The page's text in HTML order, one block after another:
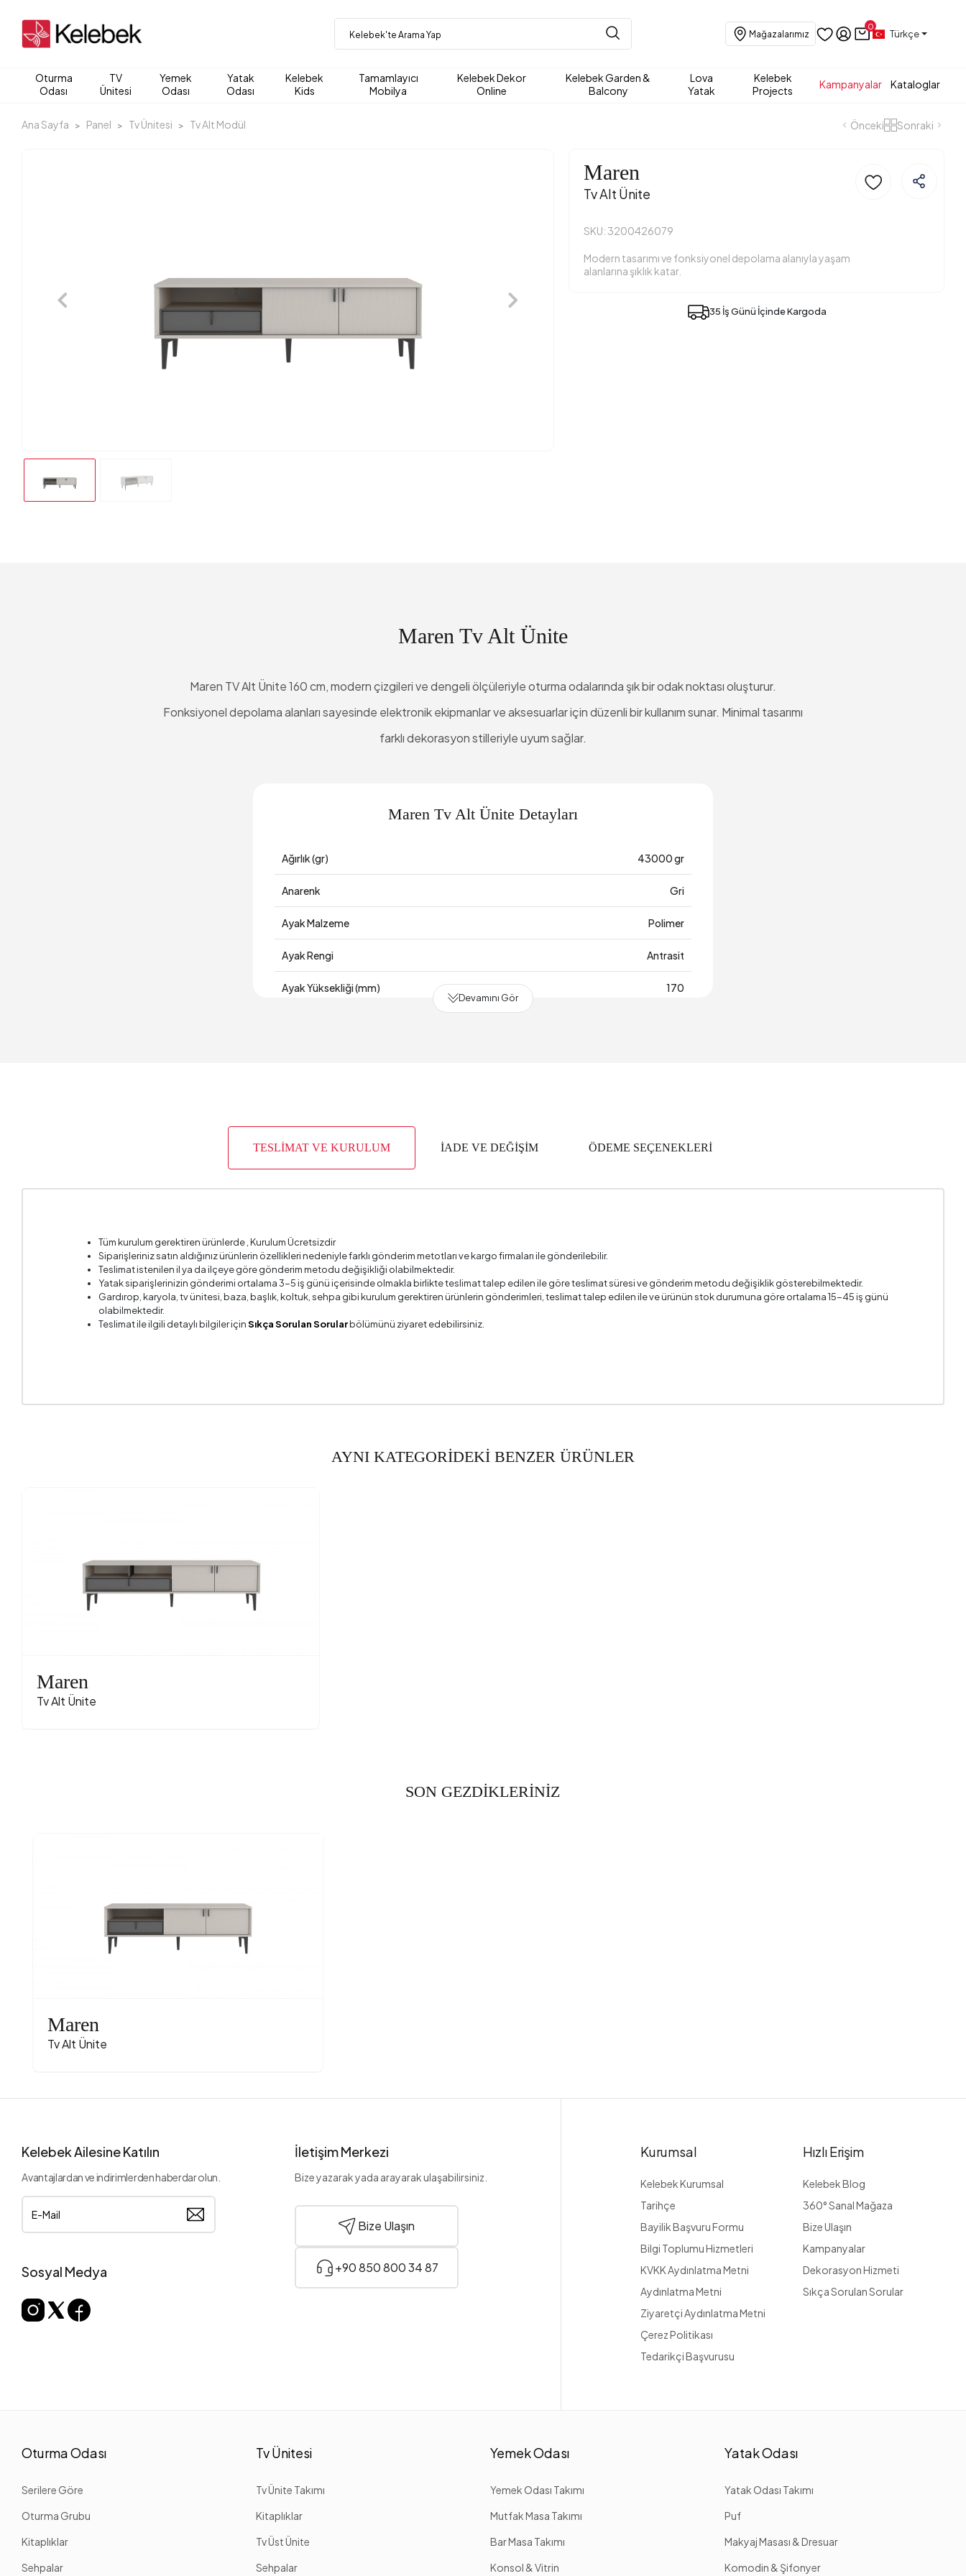
Mağazalarımız
0
Türkçe
Oturma
Odası
TV
Ünitesi
Yemek
Odası
Yatak
Odası
Kelebek
Kids
Tamamlayıcı
Mobilya
Kelebek Dekor
Online
Kelebek Garden &
Balcony
Lova
Yatak
Kelebek
Projects
Kampanyalar Kataloglar
Ana Sayfa Panel Tv Ünitesi Tv Alt Modül Önceki Sonraki
Maren
Tv Alt Ünite
SKU: 3200426079
Modern tasarımı ve fonksiyonel depolama alanıyla yaşam
alanlarına şıklık katar.
35 İş Günü İçinde Kargoda
Maren Tv Alt Ünite
Maren TV Alt Ünite 160 cm, modern çizgileri ve dengeli ölçüleriyle oturma odalarında şık bir odak noktası oluşturur.
Fonksiyonel depolama alanları sayesinde elektronik ekipmanlar ve aksesuarlar için düzenli bir kullanım sunar. Minimal tasarımı
farklı dekorasyon stilleriyle uyum sağlar.
Maren Tv Alt Ünite Detayları
Ağırlık (gr) 43000 gr
Anarenk Gri
Ayak Malzeme Polimer
Ayak Rengi Antrasit
Ayak Yüksekliği (mm) 170
Kulp Rengi Antrasit
Devamını Gör
TESLİMAT VE KURULUM İADE VE DEĞİŞİM ÖDEME SEÇENEKLERİ
Tüm kurulum gerektiren ürünlerde , Kurulum Ücretsizdir
Siparişleriniz satın aldığınız ürünlerin özellikleri nedeniyle farklı gönderim metotları ve kargo firmaları ile gönderilebilir.
Teslimat istenilen il ya da ilçeye göre gönderim metodu değişikliği olabilmektedir.
Yatak siparişlerinizin gönderimi ortalama 3-5 iş günü içerisinde olmakla birlikte teslimat talep edilen ile göre teslimat süresi ve gönderim metodu değişiklik gösterebilmektedir.
Gardırop, karyola, tv ünitesi, baza, başlık, koltuk, sehpa gibi kurulum gerektiren ürünlerin gönderimleri, teslimat talep edilen ile ve ürünün stok durumuna göre ortalama 15-45 iş günü
olabilmektedir.
Teslimat ile ilgili detaylı bilgiler içinSıkça Sorulan Sorularbölümünü ziyaret edebilirsiniz.
AYNI KATEGORİDEKİ BENZER ÜRÜNLER
Maren
Tv Alt Ünite
SON GEZDİKLERİNİZ
Maren
Tv Alt Ünite
Kelebek Ailesine Katılın
Avantajlardan ve indirimlerden haberdar olun.
Sosyal Medya
İletişim Merkezi
Bize yazarak yada arayarak ulaşabilirsiniz.
Bize Ulaşın
+90 850 800 34 87
Kurumsal
Kelebek Kurumsal
Tarihçe
Bayilik Başvuru Formu
Bilgi Toplumu Hizmetleri
KVKK Aydınlatma Metni
Aydınlatma Metni
Ziyaretçi Aydınlatma Metni
Çerez Politikası
Tedarikçi Başvurusu
Hızlı Erişim
Kelebek Blog
360° Sanal Mağaza
Bize Ulaşın
Kampanyalar
Dekorasyon Hizmeti
Sıkça Sorulan Sorular
Oturma Odası
Serilere Göre
Oturma Grubu
Kitaplıklar
Sehpalar
Tv Ünitesi
Tv Ünite Takımı
Kitaplıklar
Tv Üst Ünite
Sehpalar
Yemek Odası
Yemek Odası Takımı
Mutfak Masa Takımı
Bar Masa Takımı
Konsol & Vitrin
Yatak Odası
Yatak Odası Takımı
Puf
Makyaj Masası & Dresuar
Komodin & Şifonyer